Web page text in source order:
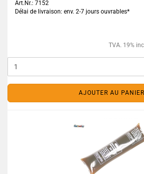
Art.Nr.: 7152
Délai de livraison: env. 2-7 jours ouvrables*
TVA. 19%
AJOUTER AU PANIER